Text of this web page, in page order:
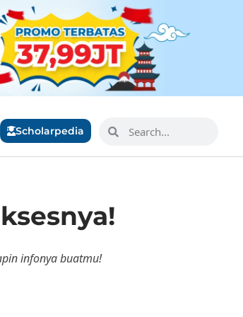
Scholarpedia
infonya buatmu!